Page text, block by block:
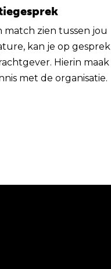
match zien tussen jou
kan je op gesprek
Hierin maak
met de organisatie.